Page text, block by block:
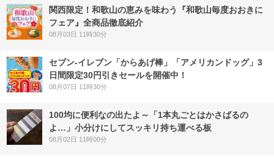
関西限定！和歌山の恵みを味わう『和歌山毎度おおきに
フェア』全商品徹底紹介
08月03日 11時30分
セブン‐イレブン「からあげ棒」「アメリカンドッグ」3
日間限定30円引きセールを開催中！
08月07日 11時30分
100均に便利なの出たよ～「1本丸ごとはかさばるの
よ…」小分けにしてスッキリ持ち運べる板
08月02日 11時00分